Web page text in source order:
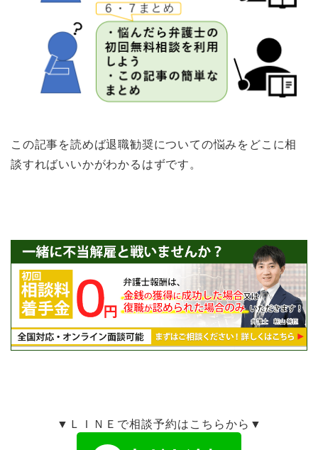
この記事を読めば退職勧奨についての悩みをどこに相
談すればいいかがわかるはずです。
▼ＬＩＮＥで相談予約はこちらから▼